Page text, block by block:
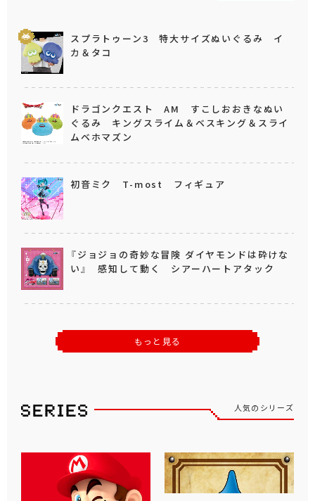
スプラトゥーン3 特大サイズぬいぐるみ イ
カ＆タコ
ドラゴンクエスト AM すこしおおきなぬい
ぐるみ キングスライム＆ベスキング＆スライ
ムベホマズン
初音ミク T-most フィギュア
『ジョジョの奇妙な冒険 ダイヤモンドは砕けな
い』 感知して動く シアーハートアタック
もっと見る
人気のシリーズ